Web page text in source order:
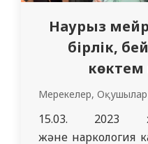
Наурыз
бірлік,
Мерекелер, Оқушылар
15.03. 2023
және наркология